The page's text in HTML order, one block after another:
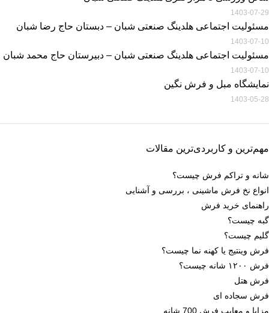
1403-07-29
مسئولیت اجتماعی هلدینگ صنعتی شبان – دبستان حاج رضا شبان
1403-07-10
مسئولیت اجتماعی هلدینگ صنعتی شبان – دبیرستان حاج محمد شبان
1403-07-10
نمایشگاه مبل و فرش نگین
1403-05-28
مهم‌ترین و کاربردی‌ترین مقالات
شانه و تراکم فرش چیست؟
انواع نخ فرش ماشینی ، بررسی و آشنایی
راهنمای خرید فرش
گبه چیست؟
گلیم چیست؟
فرش وینتیج یا کهنه نما چیست؟
فرش ۱۲۰۰ شانه چیست؟
فرش هتل
فرش سجاده ای
مزایا و معایب فرش 700 شانه